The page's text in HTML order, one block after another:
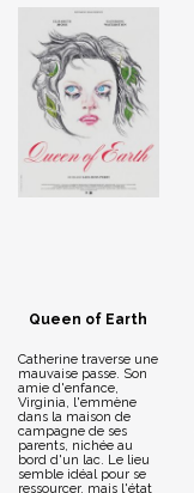
Queen of Earth
Catherine traverse une
mauvaise passe. Son
amie d'enfance,
Virginia, l'emmène
dans la maison de
campagne de ses
parents, nichée au
bord d'un lac. Le lieu
semble idéal pour se
ressourcer, mais l'état